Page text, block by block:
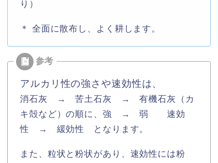
り）
＊ 全面に散布し、よく耕します。
アルカリ性の強さや速効性は、
消石灰 → 苦土石灰 → 有機石灰（カ
キ殻など）の順に、強 → 弱 速効
性 → 緩効性 となります。
また、粒状と粉状があり、速効性には粉